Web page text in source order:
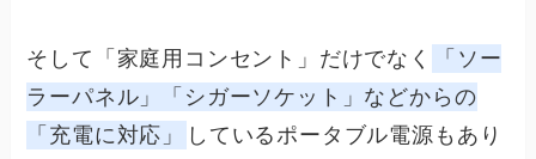
そして「家庭用コンセント」だけでなく
「ソー
ラーパネル」「シガーソケット」などからの
「充電に対応」
しているポータブル電源もあり